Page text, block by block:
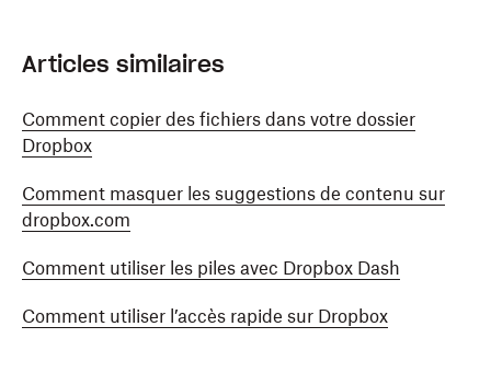
Articles similaires
Comment copier des fichiers dans votre dossier
Dropbox
Comment masquer les suggestions de contenu sur
dropbox.com
Comment utiliser les piles avec Dropbox Dash
Comment utiliser l’accès rapide sur Dropbox